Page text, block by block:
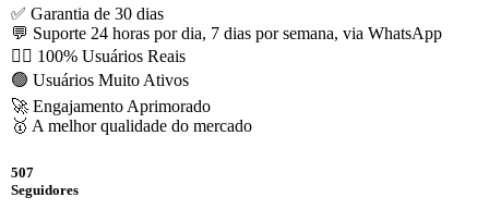
✅ Garantia de 30 dias
💬 Suporte 24 horas por dia, 7 dias por semana, via WhatsApp
🙋‍♂️ 100% Usuários Reais
🟢 Usuários Muito Ativos
🚀 Engajamento Aprimorado
🥇 A melhor qualidade do mercado
507
Seguidores